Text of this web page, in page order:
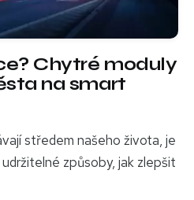
Chytré moduly
na smart
středem našeho života, je
způsoby, jak zlepšit